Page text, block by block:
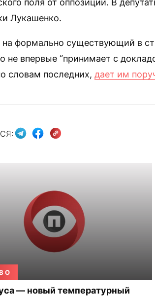
поля от оппозиции. В
Лукашенко.
формально существующий в
не впервые “принимает с
словам последних, дает им
— новый температурный